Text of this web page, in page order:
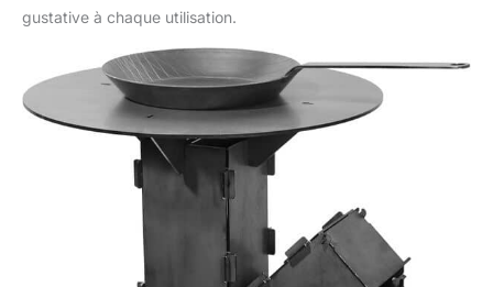
gustative à chaque utilisation.